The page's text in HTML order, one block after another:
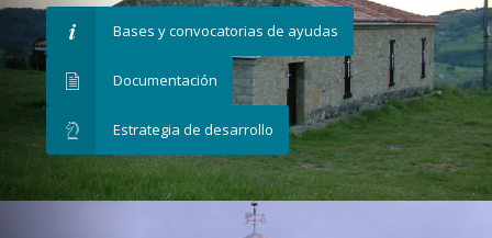
Bases y convocatorias de ayudas
Documentación
Estrategia de desarrollo